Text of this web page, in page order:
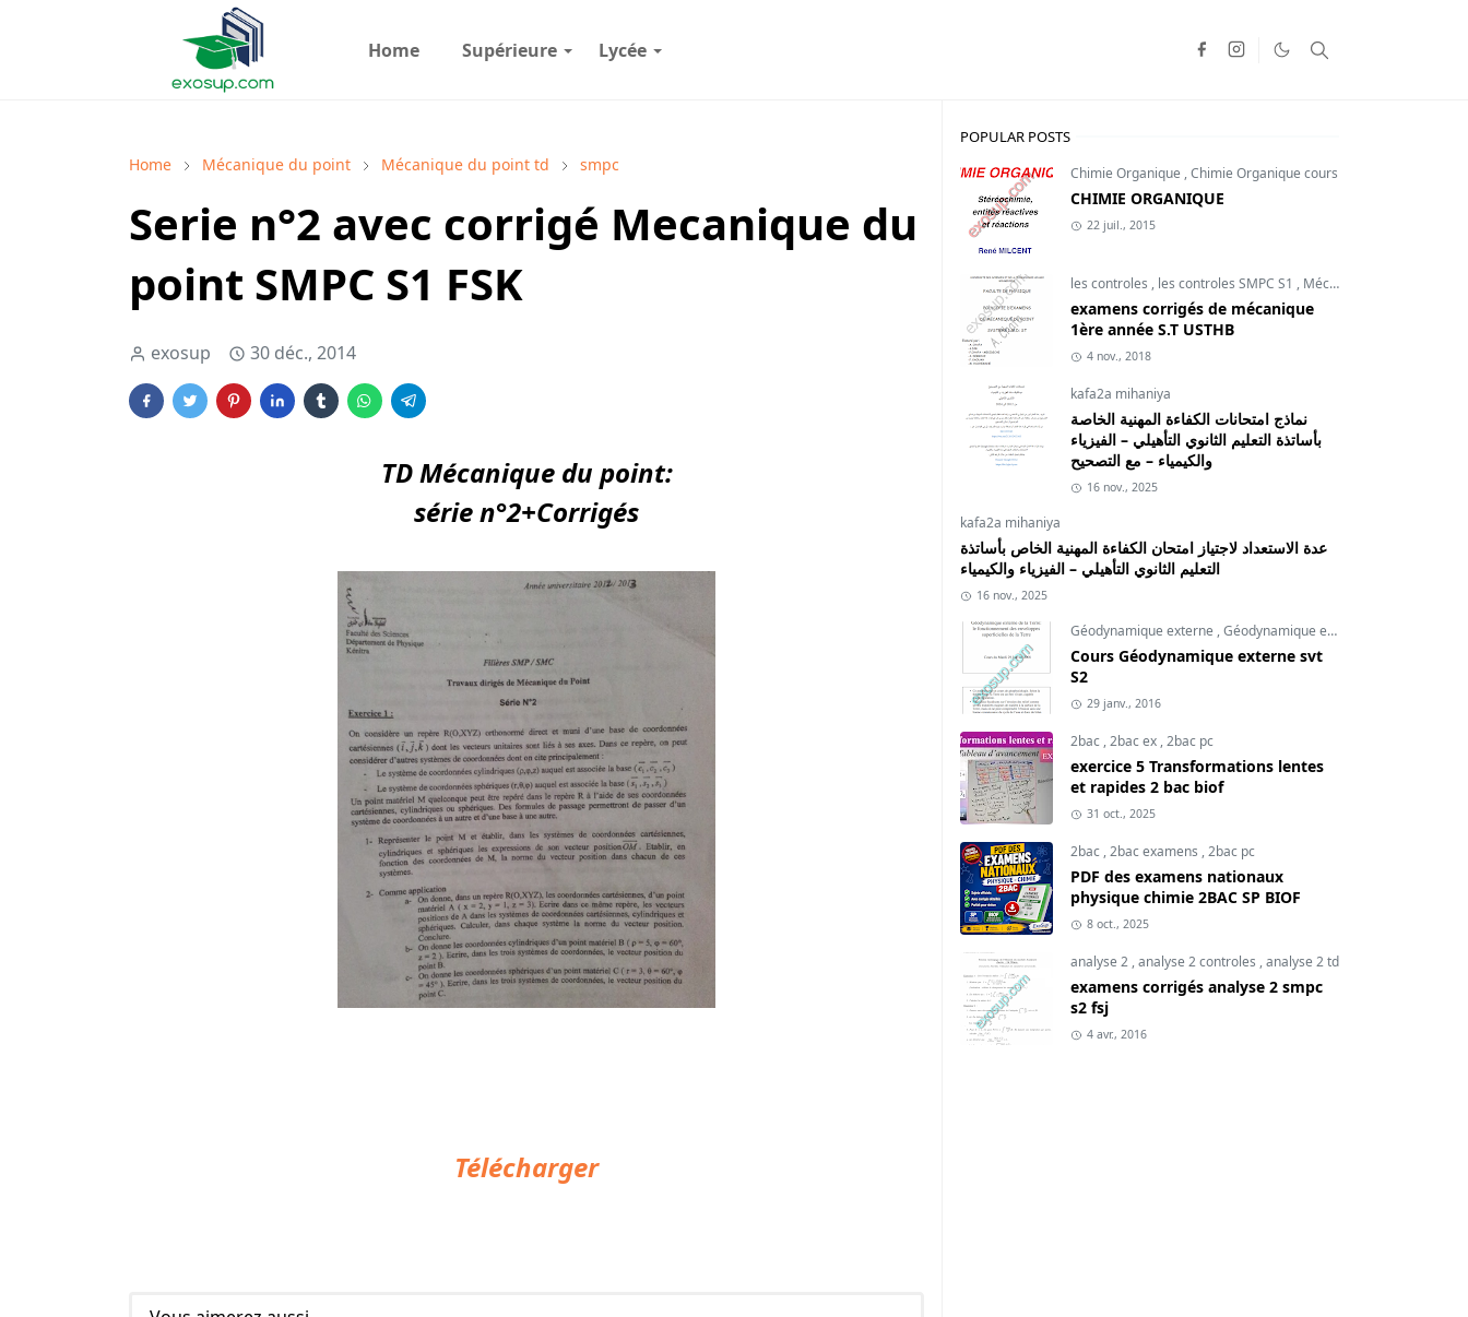
Home Supérieure Lycée
Home Mécanique du point Mécanique du point td smpc
Serie n°2 avec corrigé Mecanique du
point SMPC S1 FSK
exosup 30 déc., 2014
TD Mécanique du point:
série n°2+Corrigés
Télécharger
POPULAR POSTS
Chimie Organique ,Chimie Organique cours
CHIMIE ORGANIQUE
22 juil., 2015
les controles , les controles SMPC S1 , Mécanique du point
examens corrigés de mécanique
1ère année S.T USTHB
4 nov., 2018
kafa2a mihaniya
نماذج امتحانات الكفاءة المهنية الخاصة
بأساتذة التعليم الثانوي التأهيلي – الفيزياء
والكيمياء – مع التصحيح
16 nov., 2025
kafa2a mihaniya
عدة الاستعداد لاجتياز امتحان الكفاءة المهنية الخاص بأساتذة
التعليم الثانوي التأهيلي – الفيزياء والكيمياء
16 nov., 2025
Géodynamique externe ,Géodynamique externe cours
Cours Géodynamique externe svt
S2
29 janv., 2016
2bac,2bac ex,2bac pc
exercice 5 Transformations lentes
et rapides 2 bac biof
31 oct., 2025
2bac,2bac examens ,2bac pc
PDF des examens nationaux
physique chimie 2BAC SP BIOF
8 oct., 2025
analyse 2,analyse 2 controles ,analyse 2 td
examens corrigés analyse 2 smpc
s2 fsj
4 avr., 2016